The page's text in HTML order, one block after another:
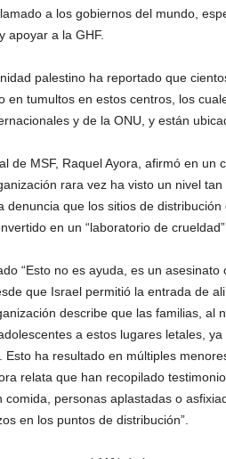
a los gobiernos del mundo,
apoyar a la GHF.
palestino ha reportado que
en tumultos en estos centros, los
y de la ONU, y están
de MSF, Raquel Ayora, afirmó en un
rara vez ha visto un nivel
denuncia que los sitios de
en un “laboratorio de
“Esto no es ayuda, es un
que Israel permitió la entrada de
describe que las familias, al
a estos lugares letales,
Esto ha resultado en múltiples
relata que han recopilado
comida, personas aplastadas o
en los puntos de distribución”.